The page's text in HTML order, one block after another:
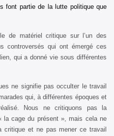
font partie de la lutte politique que
de matériel critique sur l’un des
controversés qui ont émergé ces
qui a donné vie sous différentes
ne signifie pas occulter le travail
qui, à différentes époques et
Nous ne critiquons pas la
la cage du présent », mais cela ne
critique et ne pas mener ce travail